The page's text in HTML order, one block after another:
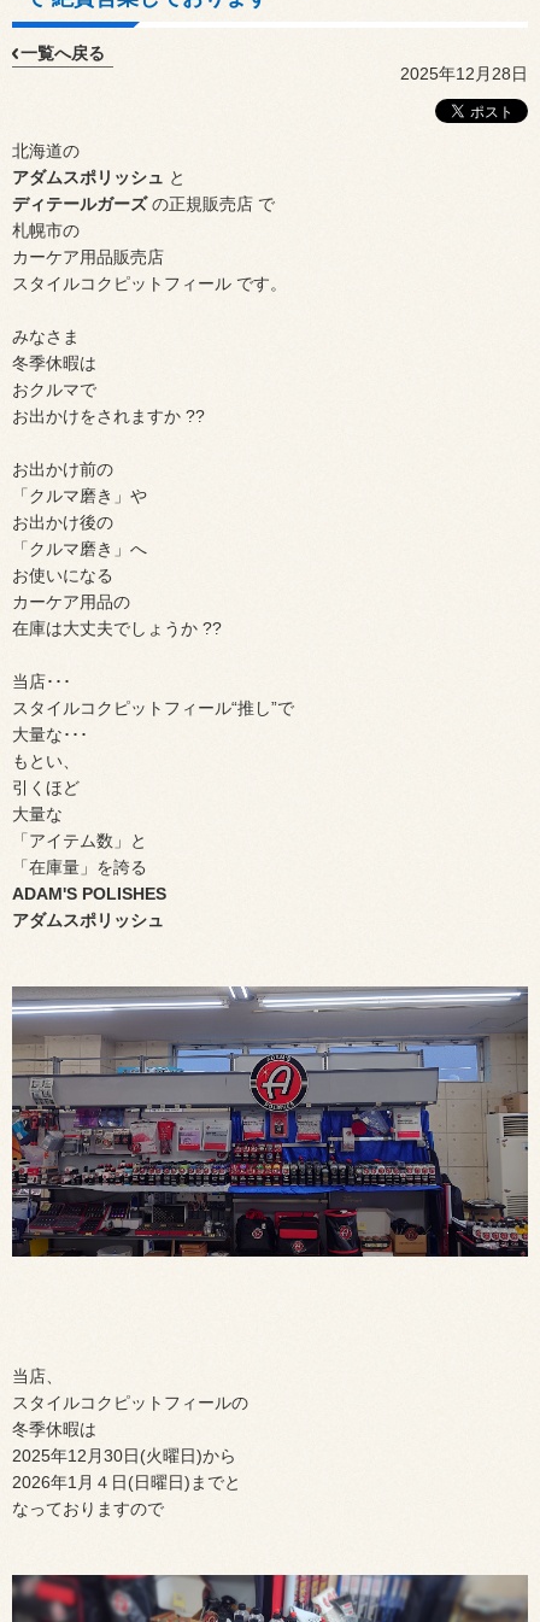
一覧へ戻る
2025年12月28日
北海道の
アダムスポリッシュ と
ディテールガーズの正規販売店 で
札幌市の
カーケア用品販売店
スタイルコクピットフィール です。
みなさま
冬季休暇は
おクルマで
お出かけをされますか ??
お出かけ前の
「クルマ磨き」や
お出かけ後の
「クルマ磨き」へ
お使いになる
カーケア用品の
在庫は大丈夫でしょうか ??
当店･･･
スタイルコクピットフィール“推し”で
大量な･･･
もとい、
引くほど
大量な
「アイテム数」と
「在庫量」を誇る
ADAM'S POLISHES
アダムスポリッシュ
当店、
スタイルコクピットフィールの
冬季休暇は
2025年12月30日(火曜日)から
2026年1月４日(日曜日)までと
なっておりますので